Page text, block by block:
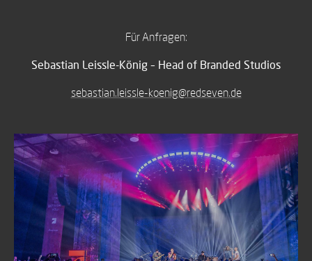
Für Anfragen:
Sebastian Leissle-König – Head of Branded Studios
sebastian.leissle-koenig@redseven.de